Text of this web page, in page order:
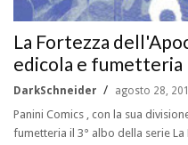
La Fortezza
edicola e fumetteria
DarkSchneider agosto 28,
Panini Comics , con la sua
fumetteria il 3° albo della serie La